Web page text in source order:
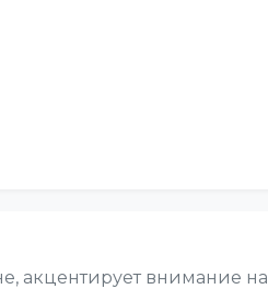
акцентирует внимание на